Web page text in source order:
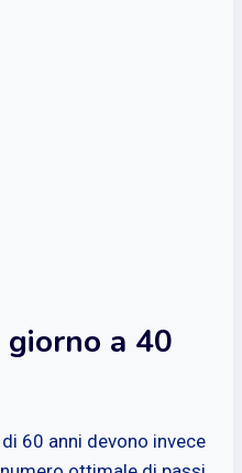
a 40
60 anni devono invece